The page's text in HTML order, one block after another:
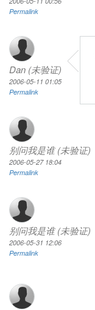
Permalink
Dan (未验证)
2006-05-11 01:05
Permalink
别问我是谁 (未验证)
2006-05-27 18:04
Permalink
别问我是谁 (未验证)
2006-05-31 12:06
Permalink